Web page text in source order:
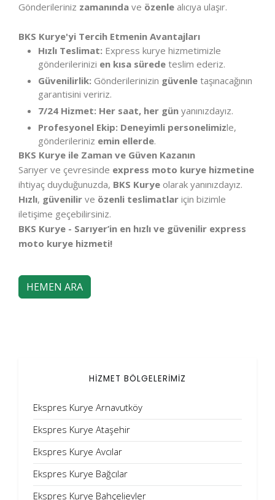
Gönderileriniz zamanında ve özenle alıcıya ulaşır.
BKS Kurye'yi Tercih Etmenin Avantajları
Hızlı Teslimat: Express kurye hizmetimizle
gönderilerinizi en kısa sürede teslim ederiz.
Güvenilirlik: Gönderilerinizin güvenle taşınacağının
garantisini veririz.
7/24 Hizmet: Her saat, her gün yanınızdayız.
Profesyonel Ekip: Deneyimli personelimizle,
gönderileriniz emin ellerde.
BKS Kurye ile Zaman ve Güven Kazanın
Sarıyer ve çevresinde express moto kurye hizmetine
ihtiyaç duyduğunuzda, BKS Kurye olarak yanınızdayız.
Hızlı, güvenilir ve özenli teslimatlar için bizimle
iletişime geçebilirsiniz.
BKS Kurye - Sarıyer’in en hızlı ve güvenilir express
moto kurye hizmeti!
HEMEN ARA
HİZMET BÖLGELERİMİZ
Ekspres Kurye Arnavutköy
Ekspres Kurye Ataşehir
Ekspres Kurye Avcılar
Ekspres Kurye Bağcılar
Ekspres Kurye Bahçelievler